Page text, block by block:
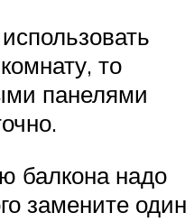
то
панелями
балкона надо
замените один